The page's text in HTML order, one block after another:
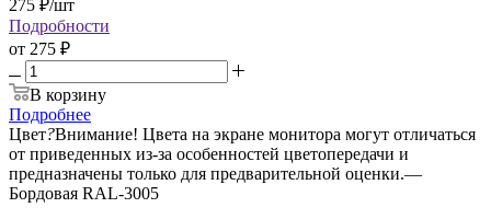
275 ₽/шт
Подробности
от 275 ₽
В корзину
Подробнее
Цвет?Внимание! Цвета на экране монитора могут отличаться
от приведенных из-за особенностей цветопередачи и
предназначены только для предварительной оценки.—
Бордовая RAL-3005